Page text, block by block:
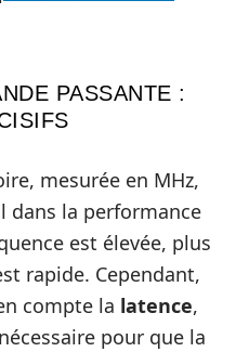
PASSANTE :
mesurée en MHz,
dans la performance
est élevée, plus
rapide. Cependant,
compte la latence,
pour que la